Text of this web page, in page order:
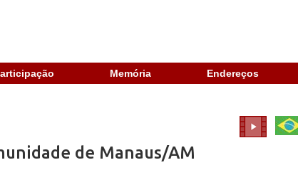
Memória Endereços
de Manaus/AM